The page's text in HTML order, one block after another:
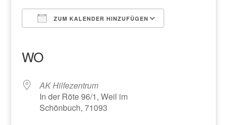
ZUM KALENDER HINZUFÜGEN
WO
AK Hilfezentrum
In der Röte 96/1, Weil im
Schönbuch, 71093